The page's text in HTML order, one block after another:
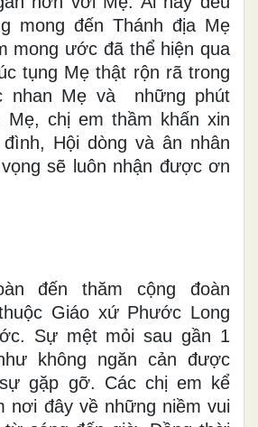
mong đến Thánh địa Mẹ
mong ước đã thể hiện qua
tụng Mẹ thật rộn rã trong
nhan Mẹ và những phút
Mẹ, chị em thầm khấn xin
Hội dòng và ân nhân
sẽ luôn nhận được ơn
đến thăm cộng đoàn
Giáo xứ Phước Long
Sự mệt mỏi sau gần 1
không ngăn cản được
gặp gỡ. Các chị em kể
nơi đây về những niềm vui